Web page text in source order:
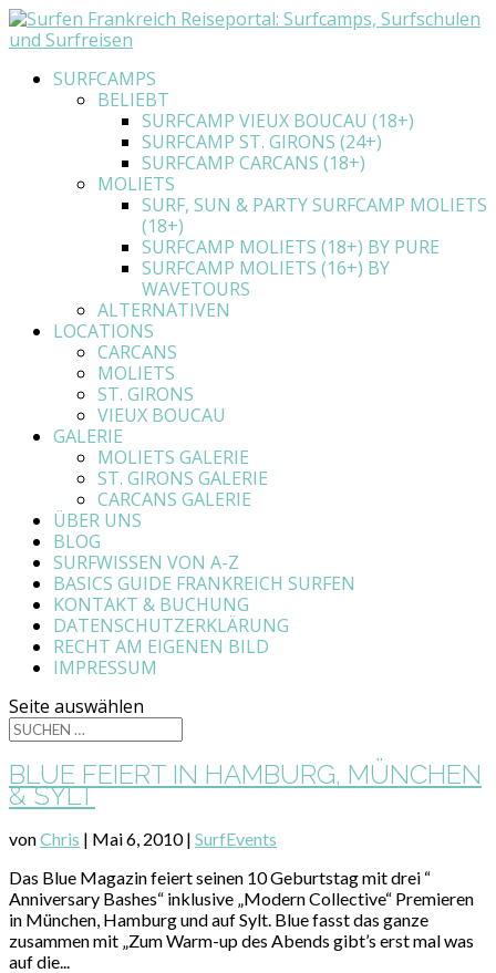
SURFCAMPS
BELIEBT
SURFCAMP VIEUX BOUCAU (18+)
SURFCAMP ST. GIRONS (24+)
SURFCAMP CARCANS (18+)
MOLIETS
SURF, SUN & PARTY SURFCAMP MOLIETS
(18+)
SURFCAMP MOLIETS (18+) BY PURE
SURFCAMP MOLIETS (16+) BY
WAVETOURS
ALTERNATIVEN
LOCATIONS
CARCANS
MOLIETS
ST. GIRONS
VIEUX BOUCAU
GALERIE
MOLIETS GALERIE
ST. GIRONS GALERIE
CARCANS GALERIE
ÜBER UNS
BLOG
SURFWISSEN VON A-Z
BASICS GUIDE FRANKREICH SURFEN
KONTAKT & BUCHUNG
DATENSCHUTZERKLÄRUNG
RECHT AM EIGENEN BILD
IMPRESSUM
Seite auswählen
BLUE FEIERT IN HAMBURG, MÜNCHEN
& SYLT
vonChris | Mai 6, 2010| SurfEvents
Das Blue Magazin feiert seinen 10 Geburtstag mit drei “
Anniversary Bashes“ inklusive „Modern Collective“ Premieren
in München, Hamburg und auf Sylt. Blue fasst das ganze
zusammen mit „Zum Warm-up des Abends gibt’s erst mal was
auf die...